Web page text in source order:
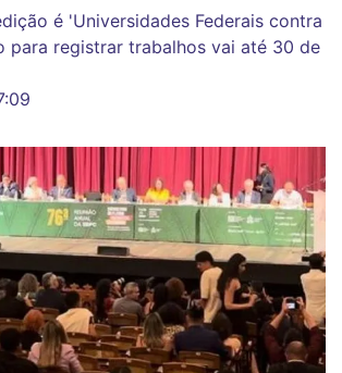
é 'Universidades Federais contra
para registrar trabalhos vai até 30 de